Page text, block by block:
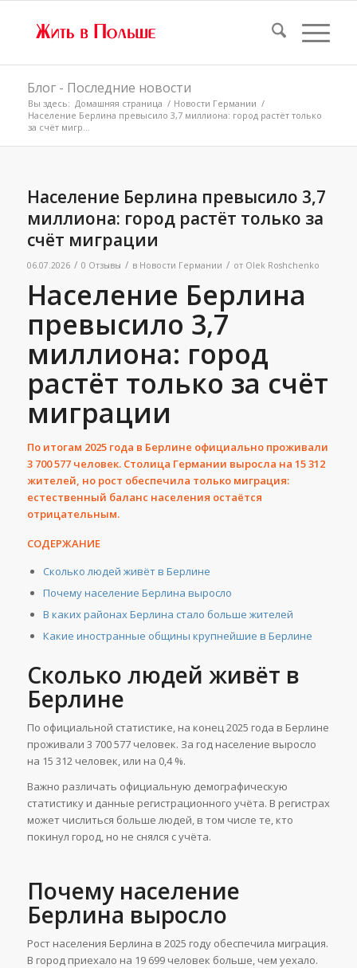
Блог - Последние новости
Вы здесь: Домашняя страница / Новости Германии /
Население Берлина превысило 3,7 миллиона: город растёт только
за счёт мигр...
Население Берлина превысило 3,7
миллиона: город растёт только за
счёт миграции
06.07.2026 / 0 Отзывы / в Новости Германии / от Olek Roshchenko
Население Берлина
превысило 3,7
миллиона: город
растёт только за счёт
миграции
По итогам 2025 года в Берлине официально проживали
3 700 577 человек. Столица Германии выросла на 15 312
жителей, но рост обеспечила только миграция:
естественный баланс населения остаётся
отрицательным.
СОДЕРЖАНИЕ
Сколько людей живёт в Берлине
Почему население Берлина выросло
В каких районах Берлина стало больше жителей
Какие иностранные общины крупнейшие в Берлине
Сколько людей живёт в
Берлине
По официальной статистике, на конец 2025 года в Берлине
проживали 3 700 577 человек. За год население выросло
на 15 312 человек, или на 0,4 %.
Важно различать официальную демографическую
статистику и данные регистрационного учёта. В регистрах
может числиться больше людей, в том числе те, кто
покинул город, но не снялся с учёта.
Почему население
Берлина выросло
Рост населения Берлина в 2025 году обеспечила миграция.
В город приехало на 19 699 человек больше, чем уехало.